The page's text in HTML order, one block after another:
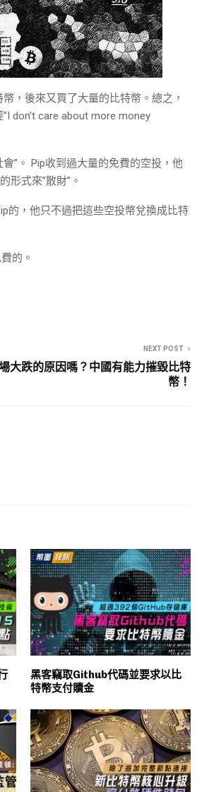
，後來又買了大量的比特幣。總之，
don’t care about more money
”。 Pip收到過大量的免費的空投，他
形式來”散財”。
的，他只不過把這些空投幣兌換成比特
的。
NEXT POST
大跌的原因嗎？中國有能力摧毀比特
幣！
黑客竊取Github代碼並要求以比
特幣支付贖金